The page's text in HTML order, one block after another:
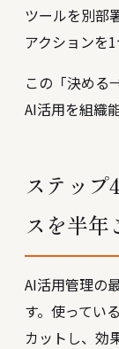
ツールを別部
アクションを1
この「決める
AI活用を組織
ステップ
スを半年
AI活用管理の
す。使ってい
カットし、効